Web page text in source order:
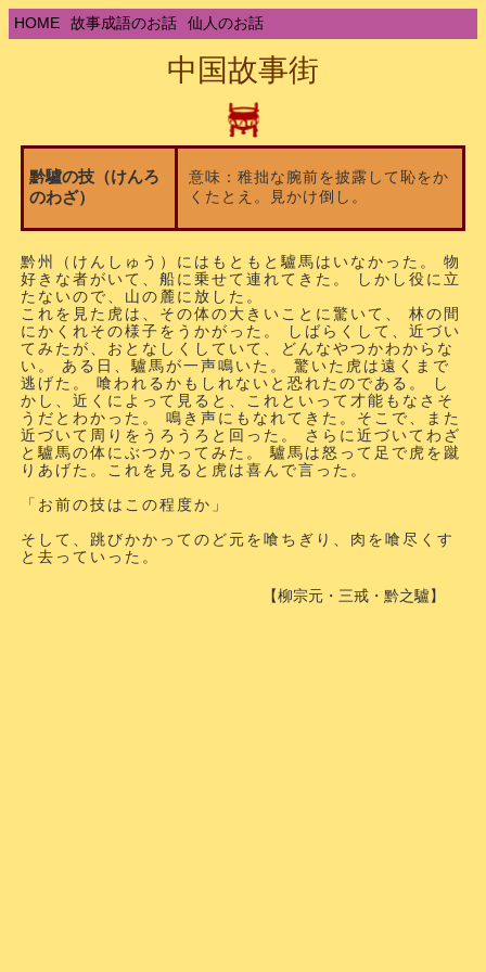
HOME 故事成語のお話 仙人のお話
中国故事街
黔驢の技（けんろ
のわざ）
意味：稚拙な腕前を披露して恥をか
くたとえ。見かけ倒し。
黔州（けんしゅう）にはもともと驢馬はいなかった。 物
好きな者がいて、船に乗せて連れてきた。 しかし役に立
たないので、山の麓に放した。
これを見た虎は、その体の大きいことに驚いて、 林の間
にかくれその様子をうかがった。 しばらくして、近づい
てみたが、おとなしくしていて、どんなやつかわからな
い。 ある日、驢馬が一声鳴いた。 驚いた虎は遠くまで
逃げた。 喰われるかもしれないと恐れたのである。 し
かし、近くによって見ると、これといって才能もなさそ
うだとわかった。 鳴き声にもなれてきた。そこで、また
近づいて周りをうろうろと回った。 さらに近づいてわざ
と驢馬の体にぶつかってみた。 驢馬は怒って足で虎を蹴
りあげた。これを見ると虎は喜んで言った。
「お前の技はこの程度か」
そして、跳びかかってのど元を喰ちぎり、肉を喰尽くす
と去っていった。
【柳宗元・三戒・黔之驢】